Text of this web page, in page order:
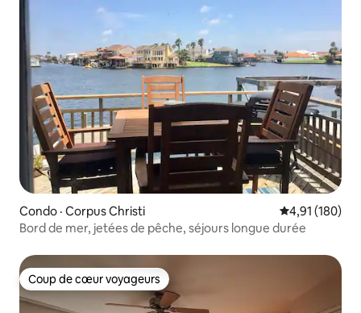
Condo · Corpus Christi Note
4,91 (180)
Bord de mer, jetées de pêche, séjours longue durée
Coup de cœur voyageurs
Coup de cœur voyageurs